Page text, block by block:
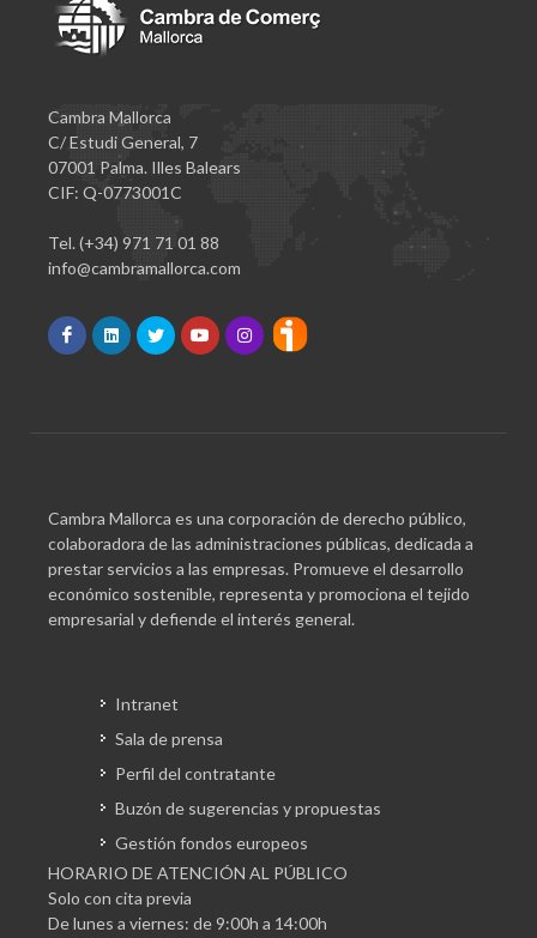
Cambra Mallorca
C/ Estudi General, 7
07001 Palma. Illes Balears
CIF: Q-0773001C
Tel. (+34) 971 71 01 88
info@cambramallorca.com
Cambra Mallorca es una corporación de derecho público,
colaboradora de las administraciones públicas, dedicada a
prestar servicios a las empresas. Promueve el desarrollo
económico sostenible, representa y promociona el tejido
empresarial y defiende el interés general.
Intranet
Sala de prensa
Perfil del contratante
Buzón de sugerencias y propuestas
Gestión fondos europeos
HORARIO DE ATENCIÓN AL PÚBLICO
Solo con cita previa
De lunes a viernes: de 9:00h a 14:00h